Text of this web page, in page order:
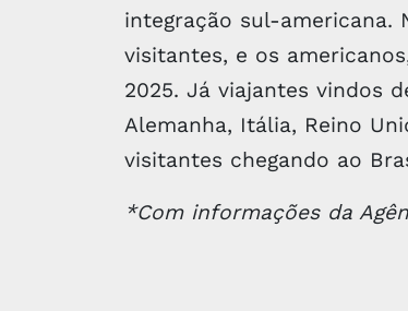
integração sul-americana.
visitantes, e os
2025. Já viajantes vindos
Alemanha, Itália, Reino
visitantes chegando ao
*Com informações da